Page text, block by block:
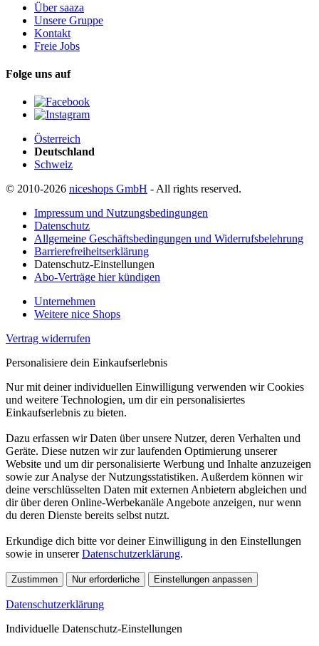
Über saaza
Unsere Gruppe
Kontakt
Freie Jobs
Folge uns auf
Österreich
Deutschland
Schweiz
© 2010-2026 niceshops GmbH - All rights reserved.
Impressum und Nutzungsbedingungen
Datenschutz
Allgemeine Geschäftsbedingungen und Widerrufsbelehrung
Barrierefreiheitserklärung
Datenschutz-Einstellungen
Abo-Verträge hier kündigen
Unternehmen
Weitere nice Shops
Vertrag widerrufen
Personalisiere dein Einkaufserlebnis
Nur mit deiner individuellen Einwilligung verwenden wir Cookies
und weitere Technologien, um dir ein personalisiertes
Einkaufserlebnis zu bieten.
Dazu erfassen wir Daten über unsere Nutzer, deren Verhalten und
Geräte. Diese nutzen wir zur laufenden Optimierung unserer
Website und um dir personalisierte Werbung und Inhalte anzuzeigen
sowie zur Analyse der Nutzungsstatistiken. Außerdem können wir
deine verschlüsselten Daten mit externen Anbietern abgleichen und
dir über deren Online-Werbekanäle Angebote anzeigen, nur wenn
du deren Dienste bereits selbst nutzt.
Erkundige dich bitte vor deiner Einwilligung in den Einstellungen
sowie in unsererDatenschutzerklärung.
Zustimmen Nur erforderliche Einstellungen anpassen
Datenschutzerklärung
Individuelle Datenschutz-Einstellungen